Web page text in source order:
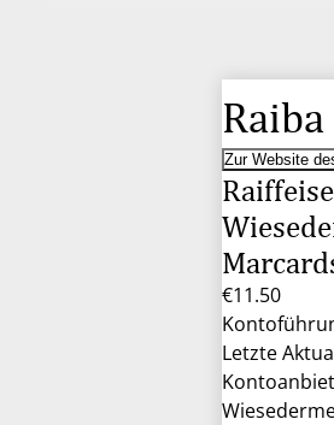
Zur Website
€11.50
Letzte